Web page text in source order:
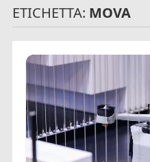
ETICHETTA: MOVA